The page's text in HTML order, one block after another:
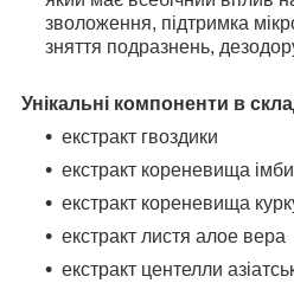
зволоження, підтримка
зняття подразнень,
Унікальні компоненти в
екстракт гвоздики
екстракт кореневища
екстракт кореневища
екстракт листя алое вера
екстракт центелли